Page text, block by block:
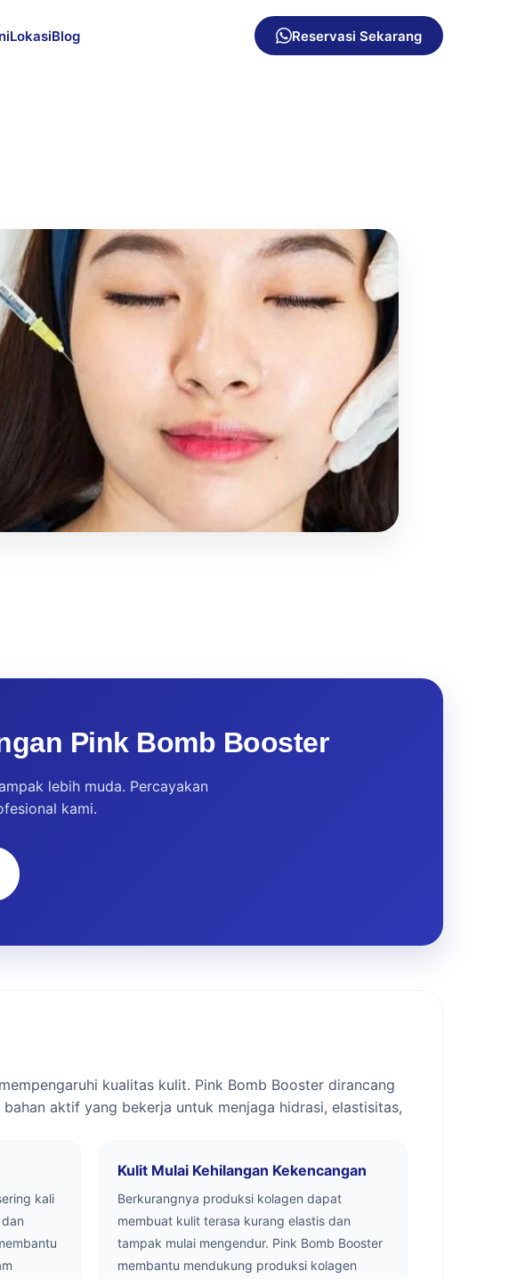
LokasiBlog Reservasi Sekarang
Pink Bomb Booster
lebih muda. Percayakan
kami.
kualitas kulit. Pink Bomb Booster dirancang
aktif yang bekerja untuk menjaga hidrasi, elastisitas,
kali
Kulit Mulai Kehilangan Kekencangan
Berkurangnya produksi kolagen dapat
membuat kulit terasa kurang elastis dan
tampak mulai mengendur. Pink Bomb Booster
membantu mendukung produksi kolagen